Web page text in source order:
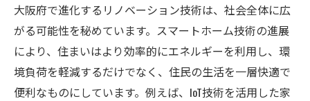
大阪府で進化するリノベーション技術は、社会全体に広
がる可能性を秘めています。スマートホーム技術の進展
により、住まいはより効率的にエネルギーを利用し、環
境負荷を軽減するだけでなく、住民の生活を一層快適で
便利なものにしています。例えば、IoT技術を活用した家